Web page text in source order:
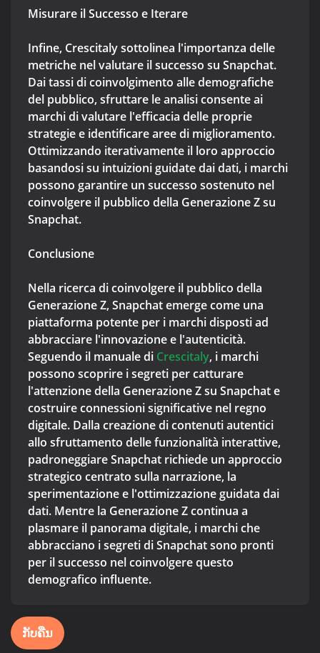
Misurare il Successo e Iterare
Infine, Crescitaly sottolinea l'importanza delle
metriche nel valutare il successo su Snapchat.
Dai tassi di coinvolgimento alle demografiche
del pubblico, sfruttare le analisi consente ai
marchi di valutare l'efficacia delle proprie
strategie e identificare aree di miglioramento.
Ottimizzando iterativamente il loro approccio
basandosi su intuizioni guidate dai dati, i marchi
possono garantire un successo sostenuto nel
coinvolgere il pubblico della Generazione Z su
Snapchat.
Conclusione
Nella ricerca di coinvolgere il pubblico della
Generazione Z, Snapchat emerge come una
piattaforma potente per i marchi disposti ad
abbracciare l'innovazione e l'autenticità.
Seguendo il manuale di Crescitaly, i marchi
possono scoprire i segreti per catturare
l'attenzione della Generazione Z su Snapchat e
costruire connessioni significative nel regno
digitale. Dalla creazione di contenuti autentici
allo sfruttamento delle funzionalità interattive,
padroneggiare Snapchat richiede un approccio
strategico centrato sulla narrazione, la
sperimentazione e l'ottimizzazione guidata dai
dati. Mentre la Generazione Z continua a
plasmare il panorama digitale, i marchi che
abbracciano i segreti di Snapchat sono pronti
per il successo nel coinvolgere questo
demografico influente.
ກັບຄືນ